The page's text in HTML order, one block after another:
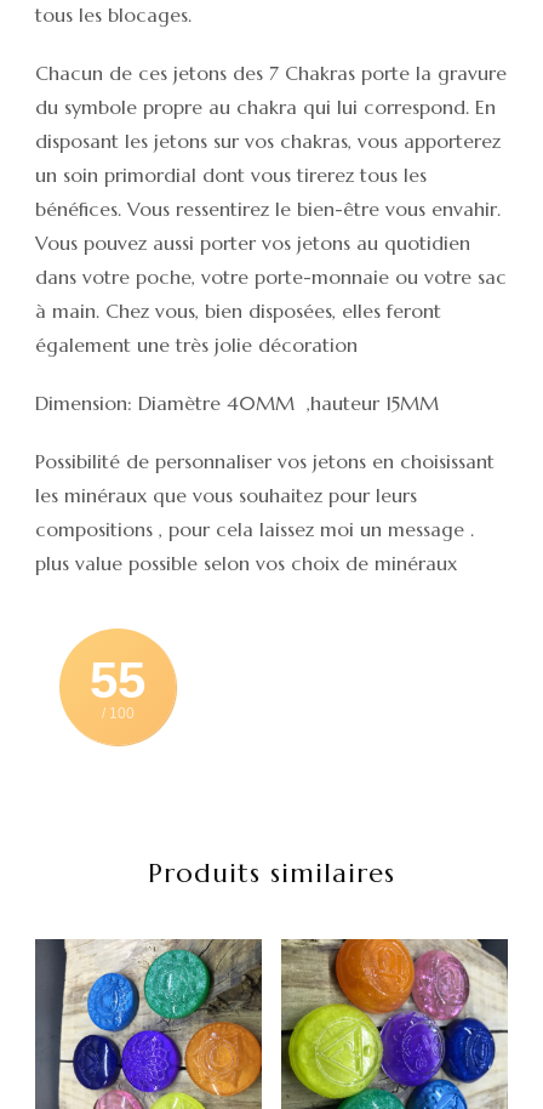
tous les blocages.
Chacun de ces jetons des 7 Chakras porte la gravure
du symbole propre au chakra qui lui correspond. En
disposant les jetons sur vos chakras, vous apporterez
un soin primordial dont vous tirerez tous les
bénéfices. Vous ressentirez le bien-être vous envahir.
Vous pouvez aussi porter vos jetons au quotidien
dans votre poche, votre porte-monnaie ou votre sac
à main. Chez vous, bien disposées, elles feront
également une très jolie décoration
Dimension: Diamètre 40MM ,hauteur 15MM
Possibilité de personnaliser vos jetons en choisissant
les minéraux que vous souhaitez pour leurs
compositions , pour cela laissez moi un message .
plus value possible selon vos choix de minéraux
55
/ 100
Produits similaires